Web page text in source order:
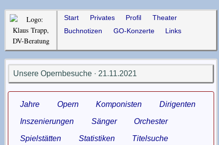
Start Privates Profil
Theater
Buchnotizen
GO-Konzerte Links
Unsere Opernbesuche · 21.11.2021
Jahre Opern Komponisten Dirigenten
Inszenierungen Sänger Orchester
Spielstätten Statistiken Titelsuche